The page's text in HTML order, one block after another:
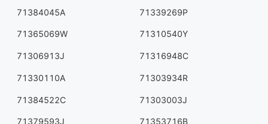
71384045A 71339269P
71365069W 71310540Y
71306913J 71316948C
71330110A 71303934R
71384522C 71303003J
71379593J 71353716B